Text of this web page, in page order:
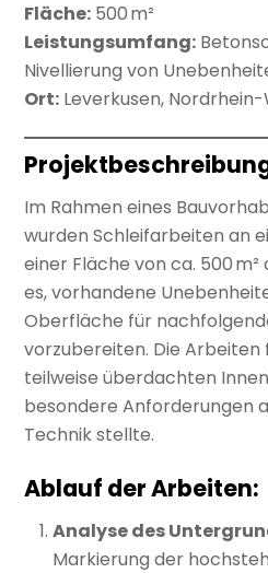
Fläche: 500 m²
Leistungsumfang:
Nivellierung von
Ort: Leverkusen,
Im Rahmen eines
wurden Schleifarbeiten an
einer Fläche von ca. 500
es, vorhandene
Oberfläche für
vorzubereiten. Die Arbeiten
teilweise überdachten
besondere Anforderungen
Technik stellte.
Ablauf der Arbeiten:
Analyse des
Markierung der